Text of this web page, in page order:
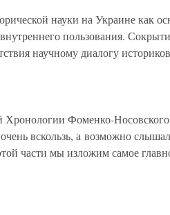
науки на Украине как
пользования.
научному диалогу
Хронологии Фоменко-
вскользь, а возможно слышал
части мы изложим самое